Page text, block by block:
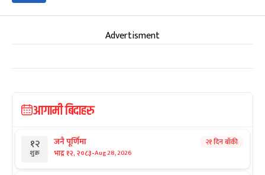
Advertisment
आगामी बिदाहरु
१२
शुक्र
जनै पूर्णिमा
भाद्र १२, २०८३-Aug 28, 2026
२१ दिन बाँकी